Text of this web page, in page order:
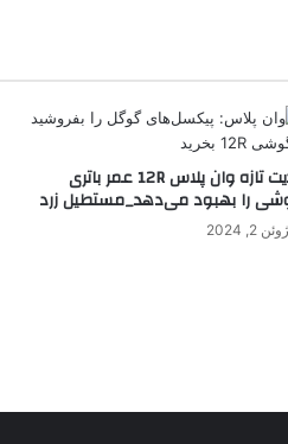
آپدیت تازه وان پلاس 12R عمر باتری
را بهبود می‌دهد_مستطیل زرد
ژوئن 2, 2024